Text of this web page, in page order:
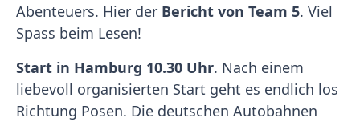
Abenteuers. Hier der Bericht von Team 5. Viel
Spass beim Lesen!
Start in Hamburg 10.30 Uhr. Nach einem
liebevoll organisierten Start geht es endlich los
Richtung Posen. Die deutschen Autobahnen